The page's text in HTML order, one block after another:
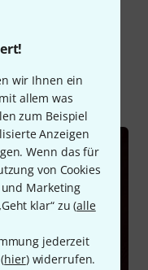
wir Ihnen ein
allem was
zum Beispiel
Anzeigen
Wenn das für
von Cookies
Marketing
klar“ zu (alle
jederzeit
hier) widerrufen.